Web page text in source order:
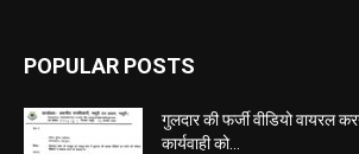
POPULAR POSTS
गुलदार की फर्जी वीडियो वायरल
कार्यवाही को...